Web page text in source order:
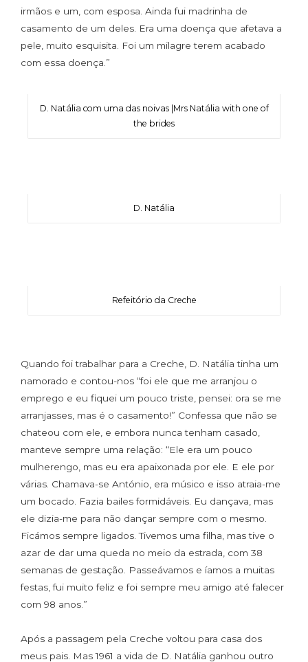
irmãos e um, com esposa. Ainda fui madrinha de
casamento de um deles. Era uma doença que afetava a
pele, muito esquisita. Foi um milagre terem acabado
com essa doença.”
D. Natália com uma das noivas |Mrs Natália with one of
the brides
D. Natália
Refeitório da Creche
Quando foi trabalhar para a Creche, D. Natália tinha um
namorado e contou-nos “foi ele que me arranjou o
emprego e eu fiquei um pouco triste, pensei: ora se me
arranjasses, mas é o casamento!” Confessa que não se
chateou com ele, e embora nunca tenham casado,
manteve sempre uma relação: “Ele era um pouco
mulherengo, mas eu era apaixonada por ele. E ele por
várias. Chamava-se António, era músico e isso atraia-me
um bocado. Fazia bailes formidáveis. Eu dançava, mas
ele dizia-me para não dançar sempre com o mesmo.
Ficámos sempre ligados. Tivemos uma filha, mas tive o
azar de dar uma queda no meio da estrada, com 38
semanas de gestação. Passeávamos e íamos a muitas
festas, fui muito feliz e foi sempre meu amigo até falecer
com 98 anos.”
Após a passagem pela Creche voltou para casa dos
meus pais. Mas 1961 a vida de D. Natália ganhou outro